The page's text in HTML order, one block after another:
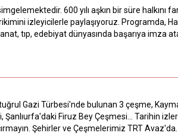
600 yılı aşkın bir süre halkını
izleyicilerle paylaşıyoruz. Programda,
tıp, edebiyat dünyasında başarıya
Gazi Türbesi'nde bulunan 3 çeşme,
Firuz Bey Çeşmesi... Tarihin
Şehirler ve Çeşmelerimiz TRT Avaz'da.